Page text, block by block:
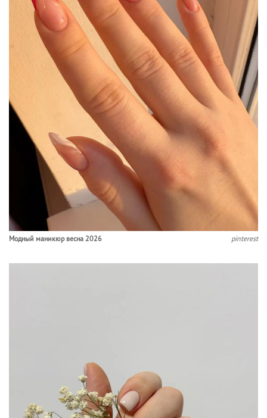
Модный маникюр весна 2026 pinterest